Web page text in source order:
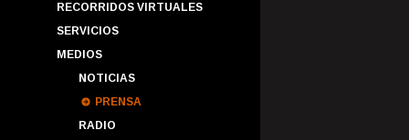
RECORRIDOS VIRTUALES
SERVICIOS
MEDIOS
NOTICIAS
PRENSA
RADIO